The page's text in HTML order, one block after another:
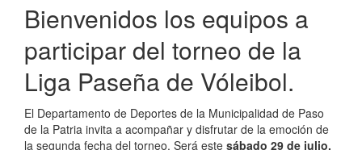
Bienvenidos los equipos a
participar del torneo de la
Liga Paseña de Vóleibol.
El Departamento de Deportes de la Municipalidad de Paso
de la Patria invita a acompañar y disfrutar de la emoción de
la segunda fecha del torneo. Será este sábado 29 de julio,